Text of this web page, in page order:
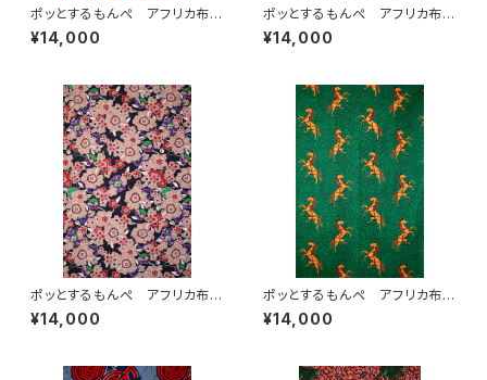
ポッとするもんぺ アフリカ布
No.85
¥14,000
ポッとするもんぺ アフリカ布
No.103
¥14,000
ポッとするもんぺ アフリカ布
No.115
¥14,000
ポッとするもんぺ アフリカ布
No.226
¥14,000